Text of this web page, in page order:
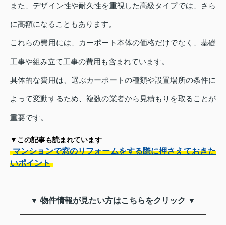
また、デザイン性や耐久性を重視した高級タイプでは、さら
に高額になることもあります。
これらの費用には、カーポート本体の価格だけでなく、基礎
工事や組み立て工事の費用も含まれています。
具体的な費用は、選ぶカーポートの種類や設置場所の条件に
よって変動するため、複数の業者から見積もりを取ることが
重要です。
▼この記事も読まれています
マンションで窓のリフォームをする際に押さえておきた
いポイント
▼ 物件情報が見たい方はこちらをクリック ▼